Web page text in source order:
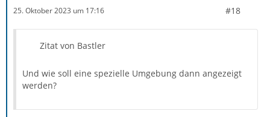
25. Oktober 2023 um 17:16 #18
Zitat von Bastler
Und wie soll eine spezielle Umgebung dann angezeigt
werden?